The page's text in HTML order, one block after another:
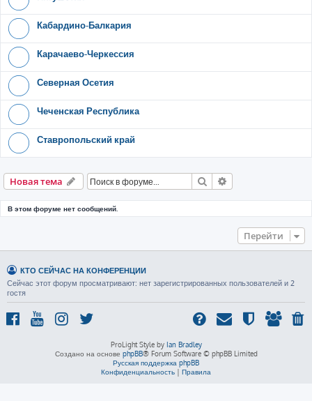
Кабардино-Балкария
Карачаево-Черкессия
Северная Осетия
Чеченская Республика
Ставропольский край
Новая тема Поиск
В этом форуме нет сообщений.
Перейти
КТО СЕЙЧАС НА КОНФЕРЕНЦИИ
Сейчас этот форум просматривают: нет зарегистрированных пользователей и 2
гостя
ProLight Style by Ian Bradley
Создано на основе phpBB® Forum Software © phpBB Limited
Русская поддержка phpBB
Конфиденциальность | Правила